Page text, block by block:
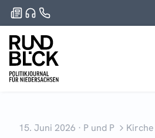
15. Juni 2026 · P und P Kirche